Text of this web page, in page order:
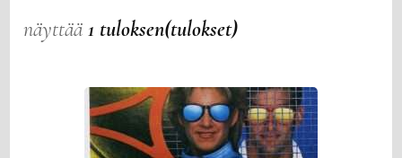
näyttää1 tuloksen(tulokset)